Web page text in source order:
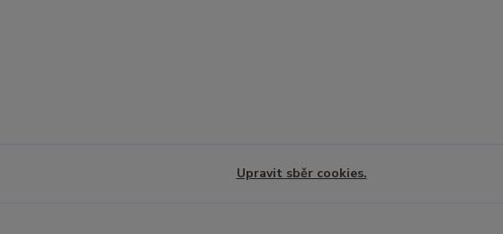
Upravit sběr cookies.